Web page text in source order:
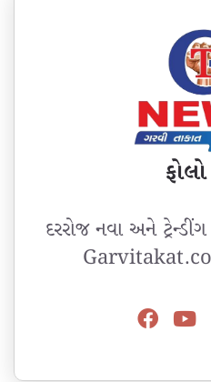
દરરોજ નવા અને